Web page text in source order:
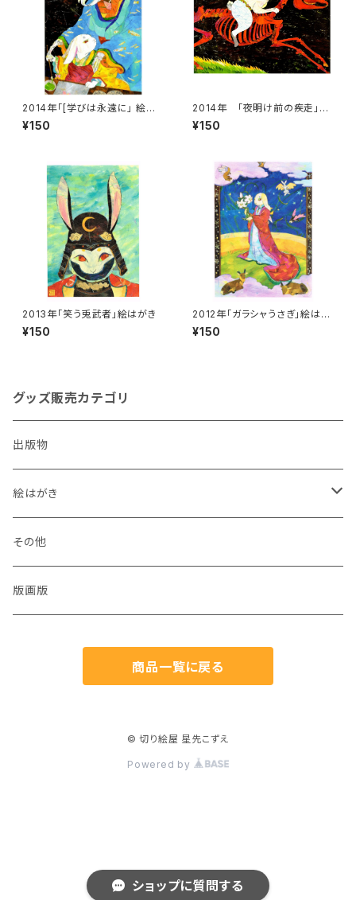
ショップに質問する
2014年「[学びは永遠に」 絵は
がき
¥150
2014年 「夜明け前の疾走」
絵はがき
¥150
2013年「笑う兎武者」絵はがき
¥150
2012年「ガラシャうさぎ」絵はが
き
¥150
グッズ販売カテゴリ
出版物
絵はがき
犬
猫
その他
版画版
商品一覧に戻る
© 切り絵屋 星先こずえ
Powered by